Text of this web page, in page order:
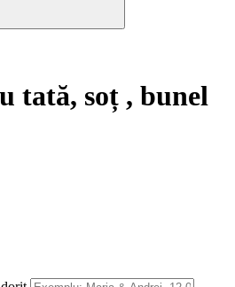
tată, soț , bunel